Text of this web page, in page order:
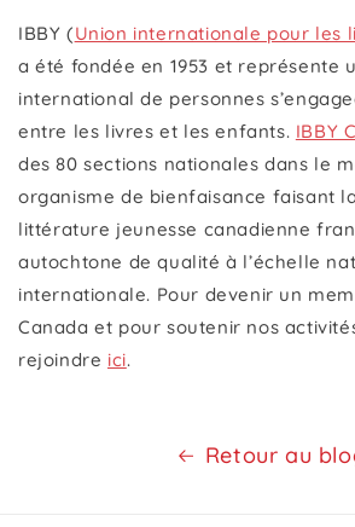
IBBY (Union internationale pour les
a été fondée en 1953 et représente
international de personnes
entre les livres et les enfants. IBBY
des 80 sections nationales dans le
organisme de bienfaisance faisant
littérature jeunesse canadienne
autochtone de qualité à l’échelle
internationale. Pour devenir un
Canada et pour soutenir nos
rejoindre ici.
Retour au